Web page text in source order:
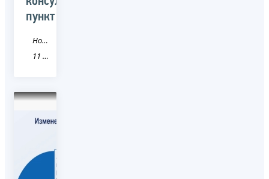
пункт
Новость
11 Республика Коми